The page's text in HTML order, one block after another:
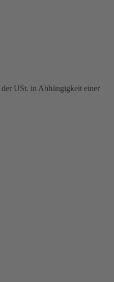
USt. in Abhängigkeit einer